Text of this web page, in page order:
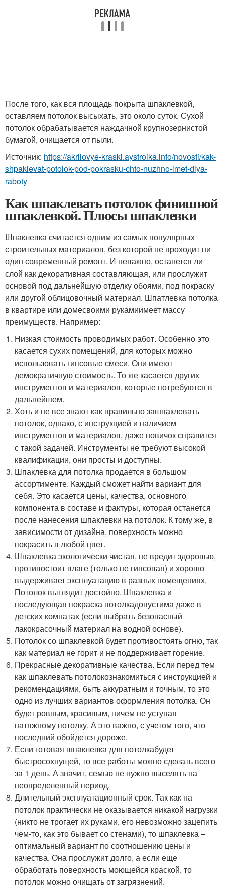
После того, как вся площадь покрыта шпаклевкой,
оставляем потолок высыхать, это около суток. Сухой
потолок обрабатывается наждачной крупнозернистой
бумагой, очищается от пыли.
Источник: https://akrilovye-kraski.aystroika.info/novosti/kak-
shpaklevat-potolok-pod-pokrasku-chto-nuzhno-imet-dlya-
raboty
Как шпаклевать потолок финишной
шпаклевкой. Плюсы шпаклевки
Шпаклевка считается одним из самых популярных
строительных материалов, без которой не проходит ни
один современный ремонт. И неважно, останется ли
слой как декоративная составляющая, или прослужит
основой под дальнейшую отделку обоями, под покраску
или другой облицовочный материал. Шпатлевка потолка
в квартире или домесвоими рукамиимеет массу
преимуществ. Например:
Низкая стоимость проводимых работ. Особенно это
касается сухих помещений, для которых можно
использовать гипсовые смеси. Они имеют
демократичную стоимость. То же касается других
инструментов и материалов, которые потребуются в
дальнейшем.
Хоть и не все знают как правильно зашпаклевать
потолок, однако, с инструкцией и наличием
инструментов и материалов, даже новичок справится
с такой задачей. Инструменты не требуют высокой
квалификации, они просты и доступны.
Шпаклевка для потолка продается в большом
ассортименте. Каждый сможет найти вариант для
себя. Это касается цены, качества, основного
компонента в составе и фактуры, которая останется
после нанесения шпаклевки на потолок. К тому же, в
зависимости от дизайна, поверхность можно
покрасить в любой цвет.
Шпаклевка экологически чистая, не вредит здоровью,
противостоит влаге (только не гипсовая) и хорошо
выдерживает эксплуатацию в разных помещениях.
Потолок выглядит достойно. Шпаклевка и
последующая покраска потолкадопустима даже в
детских комнатах (если выбрать безопасный
лакокрасочный материал на водной основе).
Потолок со шпаклевкой будет противостоять огню, так
как материал не горит и не поддерживает горение.
Прекрасные декоративные качества. Если перед тем
как шпаклевать потолокознакомиться с инструкцией и
рекомендациями, быть аккуратным и точным, то это
одно из лучших вариантов оформления потолка. Он
будет ровным, красивым, ничем не уступая
натяжному потолку. А это важно, с учетом того, что
последний обойдется дороже.
Если готовая шпаклевка для потолкабудет
быстросохнущей, то все работы можно сделать всего
за 1 день. А значит, семью не нужно выселять на
неопределенный период.
Длительный эксплуатационный срок. Так как на
потолок практически не оказывается никакой нагрузки
(никто не трогает их руками, его невозможно зацепить
чем-то, как это бывает со стенами), то шпаклевка –
оптимальный вариант по соотношению цены и
качества. Она прослужит долго, а если еще
обработать поверхность моющейся краской, то
потолок можно очищать от загрязнений.